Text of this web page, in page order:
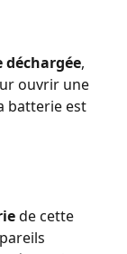
déchargée,
ouvrir une
batterie est
de cette